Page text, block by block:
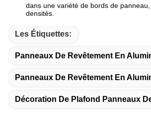
dans une variété de bords de
densités.
Les Étiquettes:
Panneaux De Revêtement En
Panneaux De Revêtement En
Décoration De Plafond Panneaux